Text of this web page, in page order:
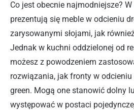
Co jest obecnie najmodniejsze?
prezentują się meble w odcieniu
zarysowanymi słojami, jak
Jednak w kuchni oddzielonej od
możesz z powodzeniem
rozwiązania, jak fronty w
green. Mogą one stanowić dolny
występować w postaci